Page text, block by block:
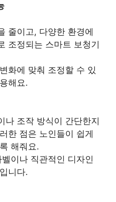
줄이고, 다양한 환경에
조정되는 스마트 보청기
화에 맞춰 조정할 수 있
해요.
나 조작 방식이 간단한지
한 점은 노인들이 쉽게
해줘요.
이나 직관적인 디자인
니다.